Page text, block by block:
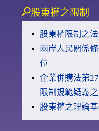
股東權之限制
股東權限制之
兩岸人民關係
位
企業併購法第
限制規範疑義
股東權之理論